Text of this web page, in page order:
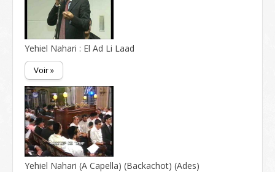
Yehiel Nahari : El Ad Li Laad
Voir »
Yehiel Nahari (A Capella) (Backachot) (Ades)